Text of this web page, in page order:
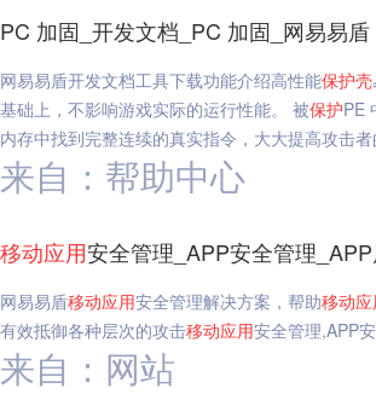
PC 加固_开发文档_PC 加固_网易易盾
网易易盾开发文档工具下载功能介绍高性能保护壳
基础上，不影响游戏实际的运行性能。 被保护PE
内存中找到完整连续的真实指令，大大提高攻击
来自：帮助中心
移动应用安全管理_APP安全管理
网易易盾移动应用安全管理解决方案，帮助移动
有效抵御各种层次的攻击移动应用安全管理,APP
来自：网站